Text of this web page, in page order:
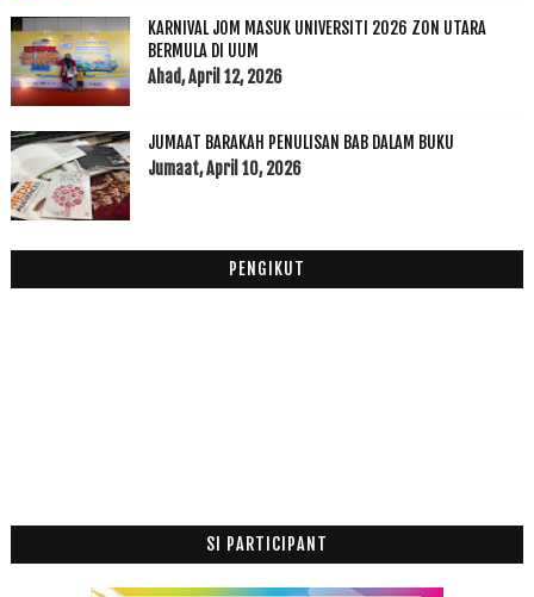
▼Mei(1)
Israk Mikraj : Check in Iman
►April(10)
►Mac(16)
►Februari(29)
►Januari(52)
KARNIVAL JOM MASUK UNIVERSITI 2026 ZON UTARA
BERMULA DI UUM
Ahad, April 12, 2026
JUMAAT BARAKAH PENULISAN BAB DALAM BUKU
Jumaat, April 10, 2026
PENGIKUT
SI PARTICIPANT